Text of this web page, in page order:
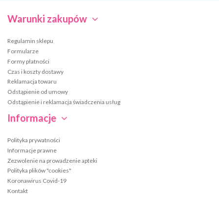
Warunki zakupów
Regulamin sklepu
Formularze
Formy płatności
Czas i koszty dostawy
Reklamacja towaru
Odstąpienie od umowy
Odstąpienie i reklamacja świadczenia usług
Informacje
Polityka prywatności
Informacje prawne
Zezwolenie na prowadzenie apteki
Polityka plików "cookies"
Koronawirus Covid-19
Kontakt